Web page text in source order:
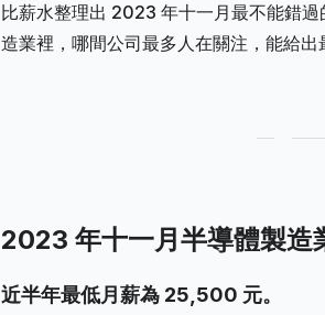
比薪水整理出 2023 年十一月最不能錯
造業裡，哪間公司最多人在關注，能給出
2023 年十一月半導體製造
近半年最低月薪為 25,500 元。